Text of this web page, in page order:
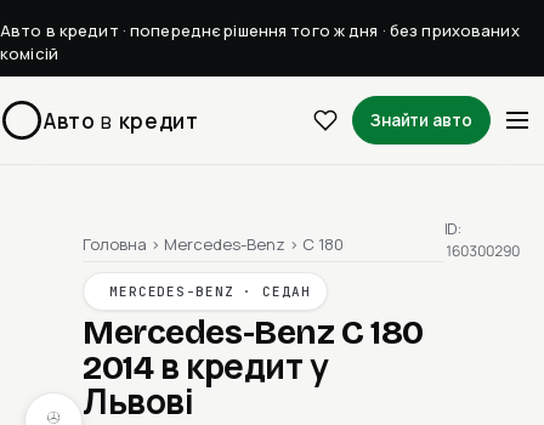
Авто в кредит · попереднє рішення того ж дня · без прихованих
комісій
Авто в кредит Знайти авто
Головна › Mercedes-Benz › C 180
MERCEDES-BENZ · СЕДАН
Mercedes-Benz C 180
2014 в кредит у
Львові
ID:
160300290